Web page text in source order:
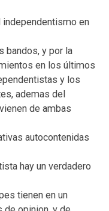
independentismo en
bandos, y por la
en los últimos
y los
ademas del
de ambas
autocontenidas
hay un verdadero
tienen en un